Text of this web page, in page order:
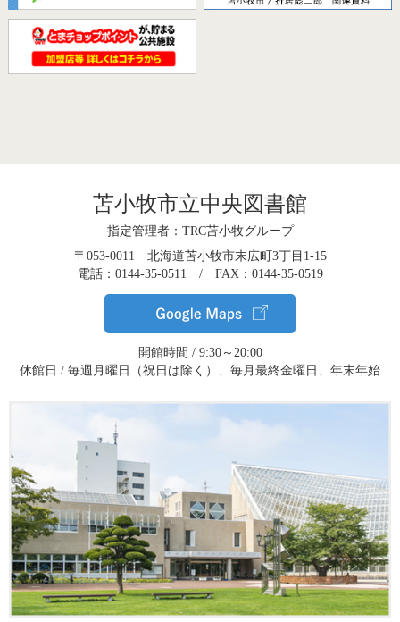
苫小牧市立中央図書館
指定管理者：TRC苫小牧グループ
〒053-0011 北海道苫小牧市末広町3丁目1-15
電話：0144-35-0511 / FAX：0144-35-0519
開館時間 / 9:30～20:00
休館日 / 毎週月曜日（祝日は除く）、毎月最終金曜日、年末年始